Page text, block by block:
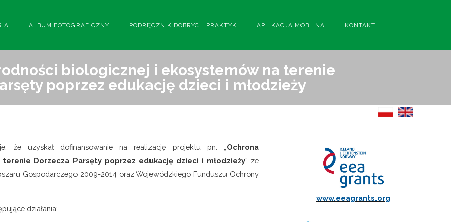
ALBUM FOTOGRAFICZNY PODRĘCZNIK DOBRYCH PRAKTYK APLIKACJA MOBILNA KONTAKT
biologicznej i ekosystemów na terenie
poprzez edukację dzieci i młodzieży
że uzyskał dofinansowanie na realizację projektu pn. „Ochrona
Dorzecza Parsęty poprzez edukację dzieci i młodzieży” ze
Gospodarczego 2009-2014 oraz Wojewódzkiego Funduszu Ochrony
działania:
www.eeagrants.org